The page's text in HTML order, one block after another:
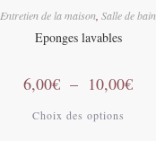
Entretien de la maison Salle de bain
Eponges lavables
6,00€ – 10,00€
Choix des options